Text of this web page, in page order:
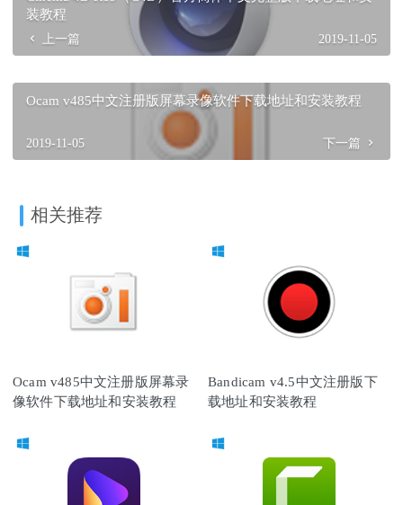
装教程
上一篇 2019-11-05
Ocam v485中文注册版屏幕录像软件下载地址和安装教程
2019-11-05 下一篇
相关推荐
Ocam v485中文注册版屏幕录
像软件下载地址和安装教程
Bandicam v4.5中文注册版下
载地址和安装教程